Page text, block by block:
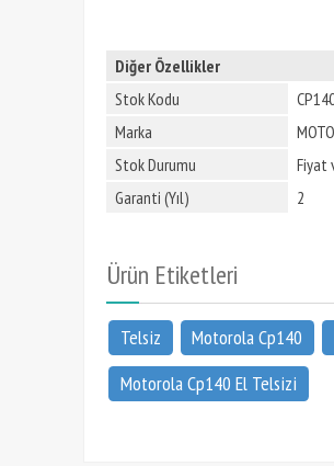
Diğer Özellikler
Stok Kodu
Marka
Stok Durumu
Fiyat
Garanti (Yıl)
2
Ürün Etiketleri
Telsiz Motorola Cp140
Motorola Cp140 El Telsizi